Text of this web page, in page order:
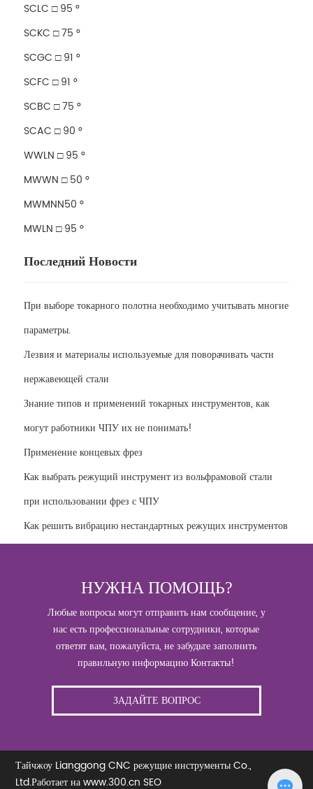
SCLC □ 95 °
SCKC □ 75 °
SCGC □ 91 °
SCFC □ 91 °
SCBC □ 75 °
SCAC □ 90 °
WWLN □ 95 °
MWWN □ 50 °
MWMNN50 °
MWLN □ 95 °
Последний Новости
При выборе токарного полотна необходимо учитывать многие
параметры.
Лезвия и материалы используемые для поворачивать части
нержавеющей стали
Знание типов и применений токарных инструментов, как
могут работники ЧПУ их не понимать!
Применение концевых фрез
Как выбрать режущий инструмент из вольфрамовой стали
при использовании фрез с ЧПУ
Как решить вибрацию нестандартных режущих инструментов
НУЖНА ПОМОЩЬ?
Любые вопросы могут отправить нам сообщение, у
нас есть профессиональные сотрудники, которые
ответят вам, пожалуйста, не забудьте заполнить
правильную информацию Контакты!
ЗАДАЙТЕ ВОПРОС
Тайчжоу Lianggong CNC режущие инструменты Co.,
Ltd.Работает на www.300.cn SEO